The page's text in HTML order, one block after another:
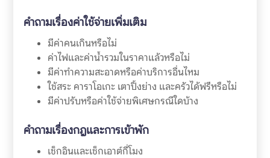
คำถามเรื่องค่าใช้จ่ายเพิ่มเติม
มีค่าคนเกินหรือไม่
ค่าไฟและค่าน้ำรวมในราคาแล้วหรือไม่
มีค่าทำความสะอาดหรือค่าบริการอื่นไหม
ใช้สระ คาราโอเกะ เตาปิ้งย่าง และครัวได้ฟรีหรือไม่
มีค่าปรับหรือค่าใช้จ่ายพิเศษกรณีใดบ้าง
คำถามเรื่องกฎและการเข้าพัก
เช็กอินและเช็กเอาต์กี่โมง